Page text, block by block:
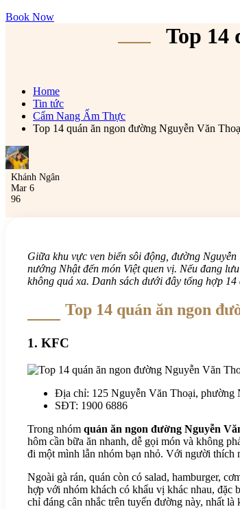
Book Now
Top 14
Home
Tin tức
Cẩm Nang Ẩm Thực
Top 14 quán ăn ngon đường Nguyễn Văn
Khánh Ngân
Mar 6
96
Giữa khu vực ven biển sôi động, đường
nướng Nhật đến món Việt quen vị. Nếu đang
không quá xa. Danh sách dưới đây tổng hợp
Top 14 quán ăn ngon
1. KFC
Địa chỉ: 125 Nguyễn Văn Thoại, phường
SĐT: 1900 6886
Trong nhóm quán ăn ngon đường Nguyễn
hôm cần bữa ăn nhanh, dễ gọi món và không
đi một mình lẫn nhóm bạn nhỏ. Với người thích
Ngoài gà rán, quán còn có salad, hamburger,
hợp với nhóm khách có khẩu vị khác nhau, đặc
chỉ đáng cân nhắc trên tuyến đường này, nhất